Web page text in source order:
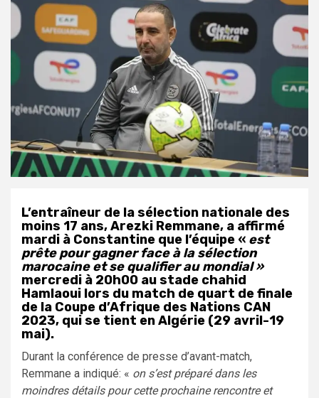
L’entraîneur de la sélection nationale des
moins 17 ans, Arezki Remmane, a affirmé
mardi à Constantine que l’équipe « est
prête pour gagner face à la sélection
marocaine et se qualifier au mondial »
mercredi à 20h00 au stade chahid
Hamlaoui lors du match de quart de finale
de la Coupe d’Afrique des Nations CAN
2023, qui se tient en Algérie (29 avril-19
mai).
Durant la conférence de presse d’avant-match,
Remmane a indiqué: « on s’est préparé dans les
moindres détails pour cette prochaine rencontre et